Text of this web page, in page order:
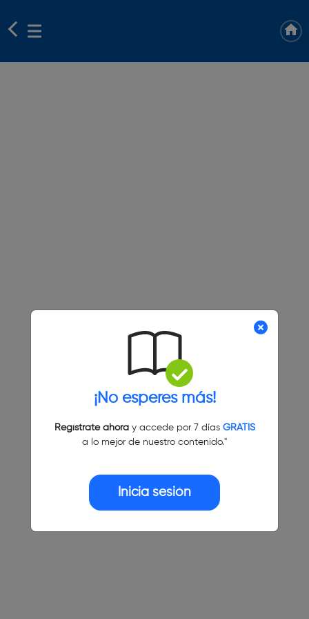
¡No esperes más!
Regístrate ahoray accede por 7 días GRATIS
a lo mejor de nuestro contenido."
Inicia sesión